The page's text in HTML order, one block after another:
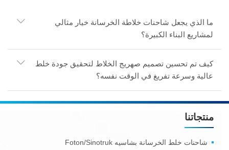
ما الذي يجعل شاحنات خلاطة الخرسانة خيار مثالي
لمشاريع البناء الكبيرة؟
كيف تم تحسين تصميم صهريج الخلاط لتحقيق جودة خلط
عالية وسرعة تفريغ في الوقت نفسه؟
منتجاتنا
شاحنات خلط الخرسانة بشاسيه Foton/Sinotruk